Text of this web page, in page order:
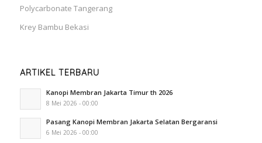
Polycarbonate Tangerang
Krey Bambu Bekasi
ARTIKEL TERBARU
Kanopi Membran Jakarta Timur th 2026
8 Mei 2026 - 00:00
Pasang Kanopi Membran Jakarta Selatan Bergaransi
6 Mei 2026 - 00:00